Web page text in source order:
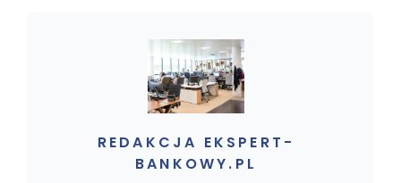
REDAKCJA EKSPERT-
BANKOWY.PL